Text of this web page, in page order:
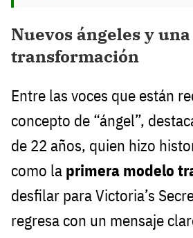
Nuevos ángeles y
transformación
Entre las voces que están
concepto de “ángel”,
de 22 años, quien hizo
como la primera modelo
desfilar para Victoria’s
regresa con un mensaje